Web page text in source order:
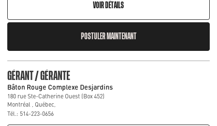
VOIR DÉTAILS
POSTULER MAINTENANT
GÉRANT / GÉRANTE
Bâton Rouge Complexe Desjardins
180 rue Ste-Catherine Ouest (Box 452)
Montréal , Québec,
Tél.: 514-223-0656